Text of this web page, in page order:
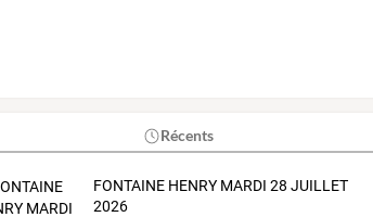
Récents
FONTAINE HENRY MARDI 28 JUILLET
2026